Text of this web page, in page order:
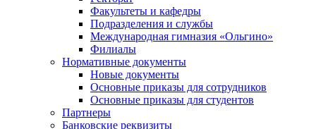
Факультеты и кафедры
Подразделения и службы
Международная гимназия «Ольгино»
Филиалы
Нормативные документы
Новые документы
Основные приказы для сотрудников
Основные приказы для студентов
Партнеры
Банковские реквизиты